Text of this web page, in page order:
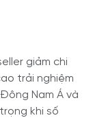
giảm chi
trải nghiệm
Nam Á và
khi số